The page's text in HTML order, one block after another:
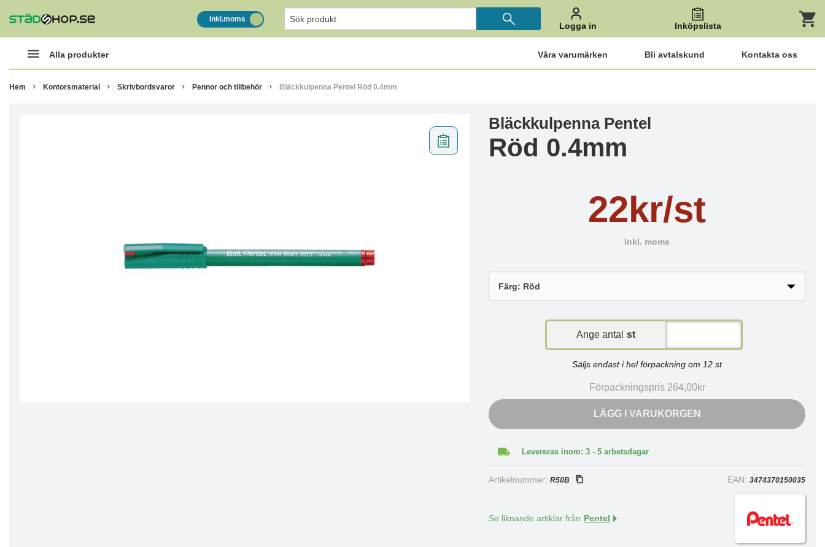
Inkl.moms
Logga in Inköpslista
Alla produkter Våra varumärken Bli avtalskund Kontakta oss
Hem Kontorsmaterial Skrivbordsvaror Pennor och tillbehör Bläckkulpenna Pentel Röd 0.4mm
Bläckkulpenna Pentel
Röd 0.4mm
22kr/st
Inkl. moms
Ange antal st
Säljs endast i hel förpackning om 12 st
Förpackningspris 264,00kr
LÄGG I VARUKORGEN
Levereras inom: 3 - 5 arbetsdagar
Artikelnummer:R50B EAN: 3474370150035
Se liknande artiklar från Pentel